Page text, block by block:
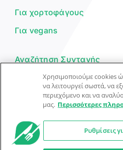
Για χορτοφάγους
Για vegans
Αναζήτηση Συνταγής
Υποβολή Συνταγής
Φόρμα Επικοινωνίας
© Dorpon • Μηχανή αναζήτησης
Χρησιμοποιούμε cookies
να λειτουργεί σωστά, να
περιεχόμενο και να
μας. Περισσότερες
Ρυθμίσεις